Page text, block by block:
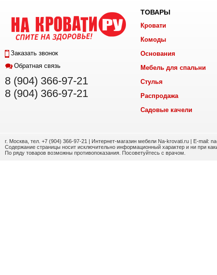
Заказать звонок
Обратная связь
8 (904) 366-97-21
8 (904) 366-97-21
ТОВАРЫ
Кровати
Комоды
Основания
Мебель для спальни
Стулья
Распродажа
Садовые качели
г. Москва, тел. +7 (904) 366-97-21 | Интернет-магазин мебели Na-krovati.ru | E-mail:
Содержание страницы носит исключительно информационный характер и ни при
По ряду товаров возможны противопоказания. Посоветуйтесь с врачом.